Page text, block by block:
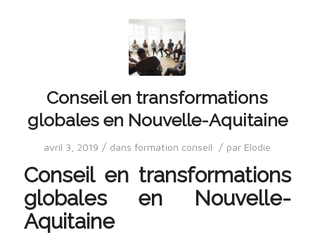
Conseil en transformations
globales en Nouvelle-Aquitaine
avril 3, 2019 / dans formation conseil / par Elodie
Conseil en transformations
globales en Nouvelle-
Aquitaine